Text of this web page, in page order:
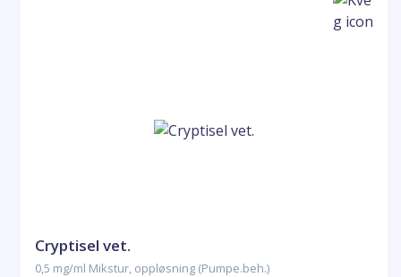
Cryptisel vet.
0,5 mg/ml Mikstur, oppløsning (Pumpe.beh.)